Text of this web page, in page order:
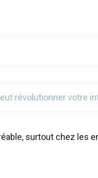
révolutionner votre
surtout chez les